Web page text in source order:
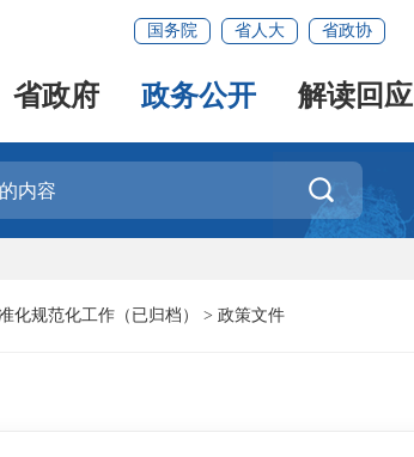
国务院 省人大 省政协
省政府 政务公开 解读回应

化规范化工作（已归档） > 政策文件